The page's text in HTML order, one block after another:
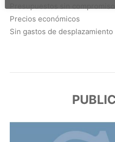
Precios económicos
Sin gastos de